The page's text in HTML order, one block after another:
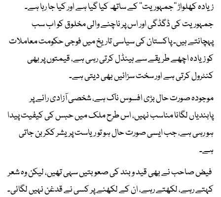
زیادہ کھلواڑ ’’جمہوریت‘‘ کے ساتھ کیا گیا ہے اور کیا جا رہا ہے۔
جمہوریت کی ڈگڈگی اور اس پر ناچنے والی مخلوق کو اب سب
پہچانتے ہیں۔ پاکستان کی سیاسی تاریخ میں فوجی حکومت معاملات
کو زیادہ اچھے طریقے سے ہینڈل کرتی رہی ہے، قیمتوں پر بھی
کنٹرول کرتی ہے اور سخت سزائیں بھی دیتی ہے۔
موجودہ صورت حال بڑی افسوس ناک ہے، شخصی آزادی رائے پر
پابندیاں لگانا مناسب نہیں، اس طرح ملک میں حبس کی کیفیت پیدا
ہو رہی ہے، جب ایسی صورت حال ہو تو ریاست پریشر ککر بن جاتی
ہے۔
فیض صاحب نے بھی قید و بند کی صعوبتیں سہی تھیں، لیکن وہ شعر
کہتے رہے، لکھتے رہے، ان کے لکھنے پر کسی نے قدغن نہیں لگائی۔